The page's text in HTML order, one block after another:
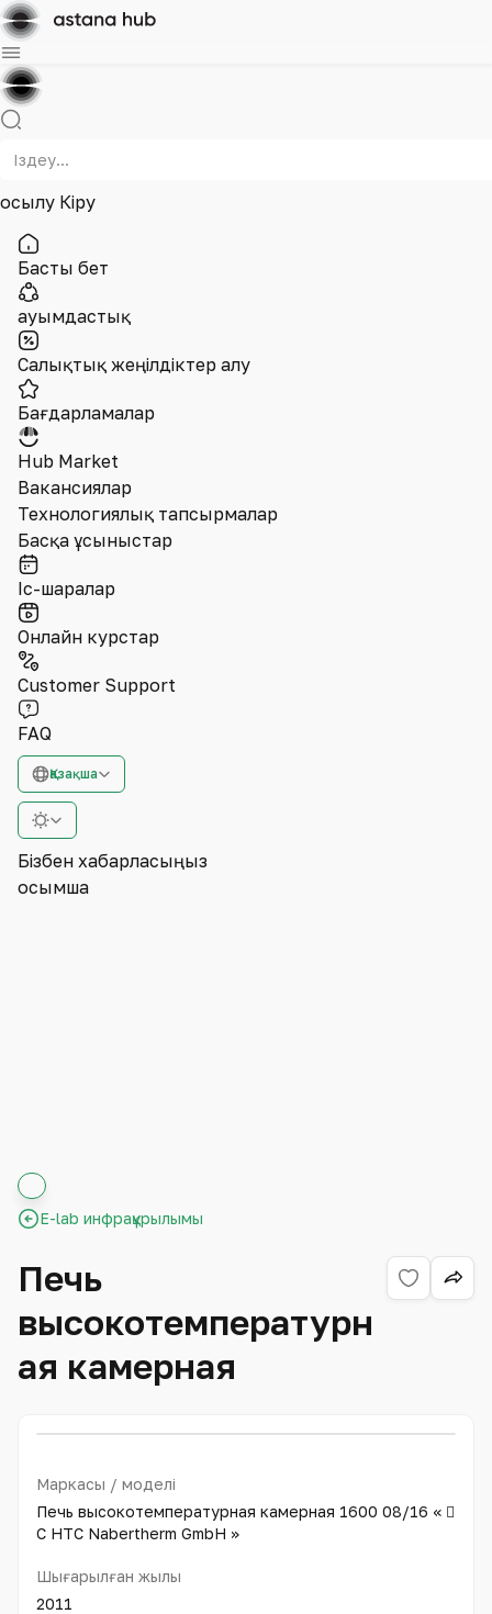
Қосылу Кіру
Басты бет
Қауымдастық
Салықтық жеңілдіктер алу
Бағдарламалар
Hub Market
Вакансиялар
Технологиялық тапсырмалар
Басқа ұсыныстар
Іс-шаралар
Онлайн курстар
Customer Support
FAQ
Қазақша
Бізбен хабарласыңыз
Қосымша
E-lab инфрақұрылымы
Печь
высокотемпературн
ая камерная
Маркасы / моделі
Печь высокотемпературная камерная 1600 08/16 « 
С НТС Nabertherm GmbH »
Шығарылған жылы
2011